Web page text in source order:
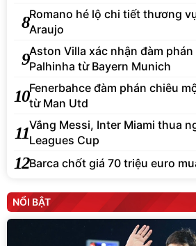
8Romano hé lộ chi tiết thương
Araujo
9Aston Villa xác nhận đàm
Palhinha từ Bayern Munich
10Fenerbahce đàm phán chiêu
từ Man Utd
11Vắng Messi, Inter Miami thua
Leagues Cup
12Barca chốt giá 70 triệu euro
NỔI BẬT